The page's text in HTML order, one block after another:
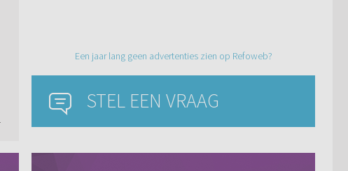
Een jaar lang geen advertenties zien op Refoweb?
STEL EEN VRAAG